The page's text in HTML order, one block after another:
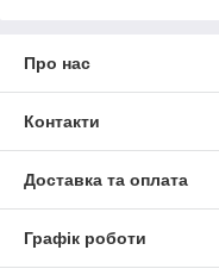
Про нас
Контакти
Доставка та оплата
Графік роботи